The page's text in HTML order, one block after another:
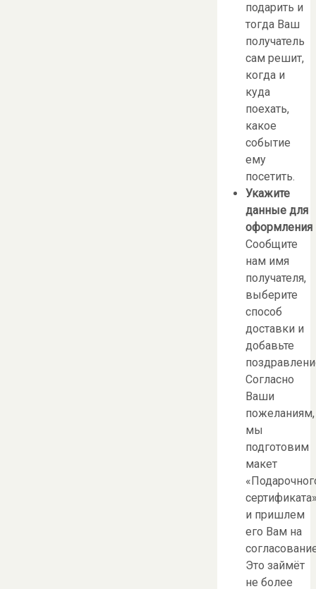
подарить и
тогда Ваш
получатель
сам решит,
когда и
куда
поехать,
какое
событие
ему
посетить.
Укажите
данные для
оформления
Сообщите
нам имя
получателя,
выберите
способ
доставки и
добавьте
Согласно
Ваши
пожеланиям,
мы
подготовим
макет
и пришлем
его Вам на
Это займёт
не более